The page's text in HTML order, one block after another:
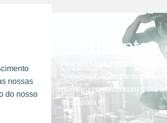
nossas
do nosso
Estudantes
Procuras dar o primeiro
referência, acompanhado
primeiro contacto com o dia a
ideal para ti!